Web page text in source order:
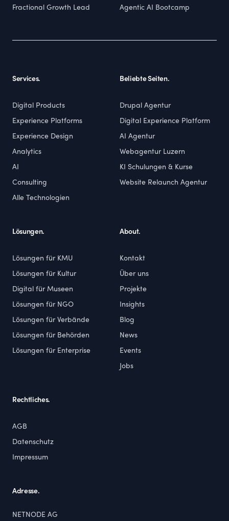
Fractional Growth Lead Agentic AI Bootcamp
Services.
Digital Products
Experience Platforms
Experience Design
Analytics
AI
Consulting
Alle Technologien
Beliebte Seiten.
Drupal Agentur
Digital Experience Platform
AI Agentur
Webagentur Luzern
KI Schulungen & Kurse
Website Relaunch Agentur
Lösungen.
Lösungen für KMU
Lösungen für Kultur
Digital für Museen
Lösungen für NGO
Lösungen für Verbände
Lösungen für Behörden
Lösungen für Enterprise
About.
Kontakt
Über uns
Projekte
Insights
Blog
News
Events
Jobs
Rechtliches.
AGB
Datenschutz
Impressum
Adresse.
NETNODE AG